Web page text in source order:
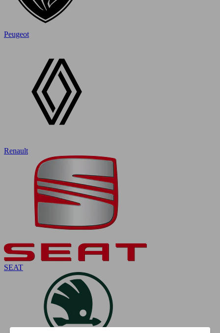
Peugeot
Renault
SEAT